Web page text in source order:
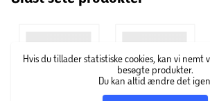
Hvis du tillader statistiske cookies, kan vi nemt
besøgte produkter.
Du kan altid ændre det